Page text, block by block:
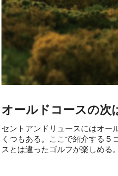
オールドコースの次
セントアンドリュースにはオー
くつもある。ここで紹介する５
スとは違ったゴルフが楽しめる。